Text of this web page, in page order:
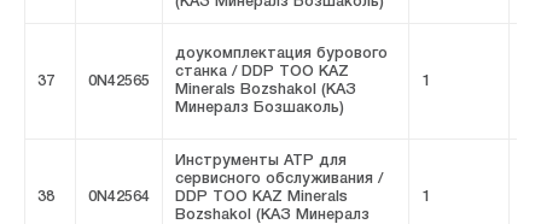
37 0N42565
доукомплектация бурового
станка / DDP ТОО KAZ
Minerals Bozshakol (КАЗ
Минералз Бозшаколь)
1
38 0N42564
Инструменты ATP для
сервисного обслуживания /
DDP ТОО KAZ Minerals
Bozshakol (КАЗ Минералз
1